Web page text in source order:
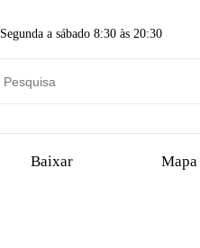
Segunda a sábado 8:30 às 20:30
Baixar